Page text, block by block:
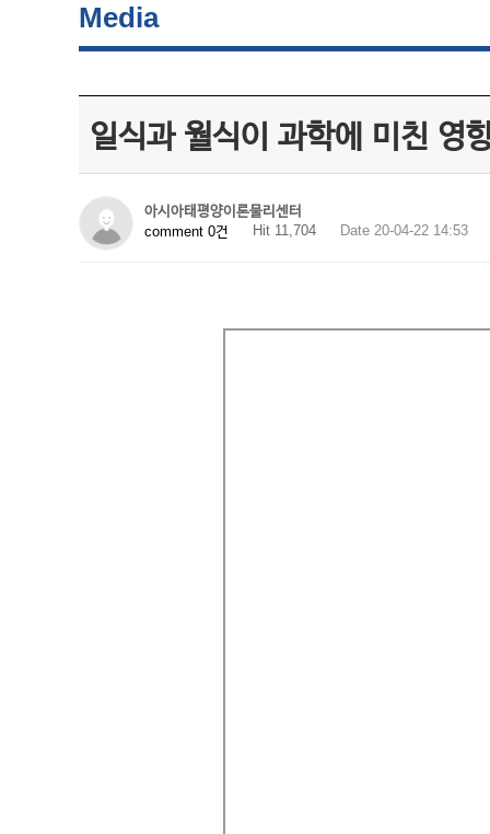
Media
일식과 월식이 과학에 미친 영
아시아태평양이론물리센터
comment 0건
Hit 11,704 Date 20-04-22 14:53